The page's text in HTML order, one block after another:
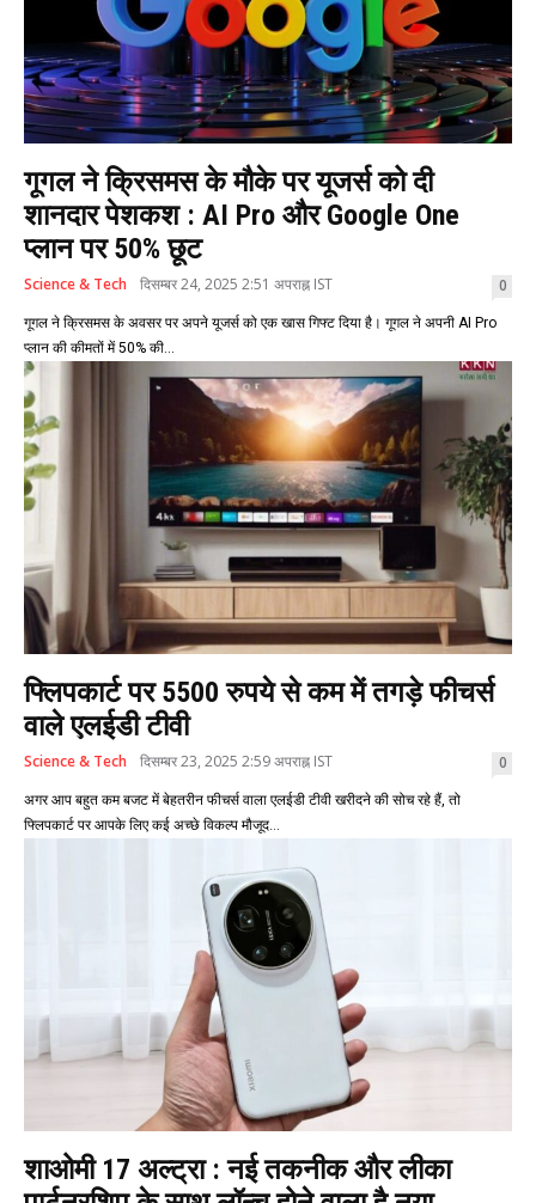
गूगल ने क्रिसमस के मौके पर यूजर्स को दी
शानदार पेशकश : AI Pro और Google One
प्लान पर 50% छूट
Science & Tech दिसम्बर 24, 2025 2:51 अपराह्न IST 0
गूगल ने क्रिसमस के अवसर पर अपने यूजर्स को एक खास गिफ्ट दिया है। गूगल ने अपनी AI Pro
प्लान की कीमतों में 50% की...
फ्लिपकार्ट पर 5500 रुपये से कम में तगड़े फीचर्स
वाले एलईडी टीवी
Science & Tech दिसम्बर 23, 2025 2:59 अपराह्न IST 0
अगर आप बहुत कम बजट में बेहतरीन फीचर्स वाला एलईडी टीवी खरीदने की सोच रहे हैं, तो
फ्लिपकार्ट पर आपके लिए कई अच्छे विकल्प मौजूद...
शाओमी 17 अल्ट्रा : नई तकनीक और लीका